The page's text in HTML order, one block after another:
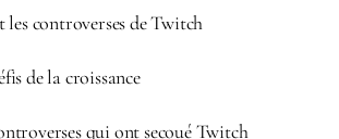
les controverses de Twitch
de la croissance
qui ont secoué Twitch